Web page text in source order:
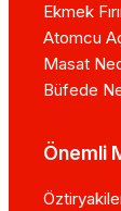
Ekmek
Atomcu
Masat
Büfede
Önemli